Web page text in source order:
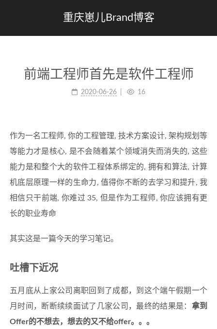
重庆崽儿Brand博客
前端工程师首先是软件工程师
2020-06-26 16
作为一名工程师, 你的工程管理, 技术方案设计, 架构规划等
等能力才是核心, 是不会随着某个领域消失而消失的, 这些
能力是和整个大的软件工程体系绑定的, 拥有和算法, 计算
机底层原理一样的生命力, 值得你不断的去学习和提升, 我
相信只干前端, 你难过 35, 但是作为工程师, 你应该拥有更
长的职业寿命
其实这是一篇今天的学习笔记。
吐槽下近况
五月底从上家公司离职回到了成都，到这个端午假期一个
月时间，断断续续面试了几家公司，最终的结果是： 拿到
Offer的不想去，想去的又不给offer。。。